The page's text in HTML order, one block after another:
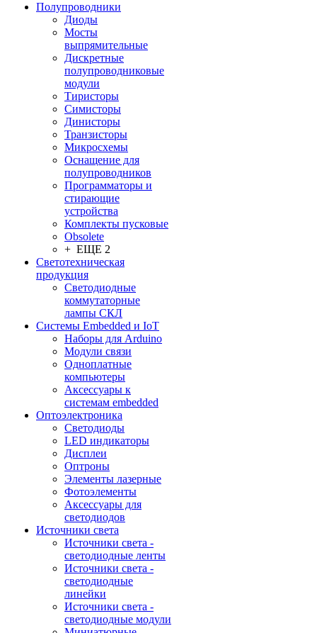
Полупроводники
Диоды
Мосты
выпрямительные
Дискретные
полупроводниковые
модули
Тиристоры
Симисторы
Динисторы
Транзисторы
Микросхемы
Оснащение для
полупроводников
Программаторы и
стирающие
устройства
Комплекты пусковые
Obsolete
+ ЕЩЕ 2
Светотехническая
продукция
Светодиодные
коммутаторные
лампы СКЛ
Системы Embedded и IoT
Наборы для Arduino
Модули связи
Одноплатные
компьютеры
Аксессуары к
системам embedded
Oптоэлектроника
Светодиоды
LED индикаторы
Дисплеи
Оптроны
Элементы лазерные
Фотоэлементы
Аксессуары для
светодиодов
Источники света
Источники света -
светодиодные ленты
Источники света -
светодиодные
линейки
Источники света -
светодиодные модули